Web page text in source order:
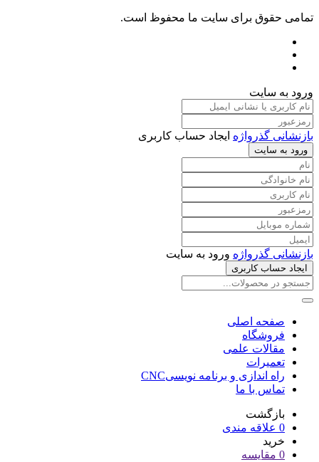
تمامی حقوق برای سایت ما محفوظ است.
ورود به سایت
بازنشانی گذرواژه ایجاد حساب کاربری
ورود به سایت
بازنشانی گذرواژه ورود به سایت
ایجاد حساب کاربری
صفحه اصلی
فروشگاه
مقالات علمی
تعمیرات
راه اندازی و برنامه نویسیCNC
تماس با ما
بازگشت
0 علاقه مندی
خرید
0 مقایسه